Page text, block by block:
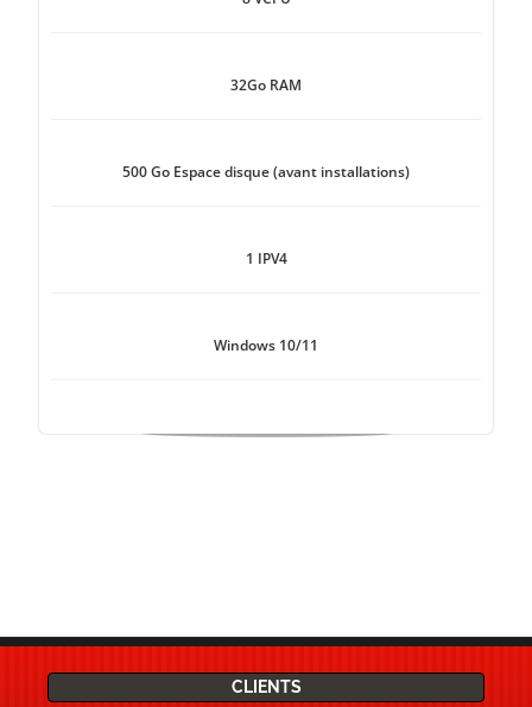
32Go RAM
500 Go Espace disque (avant installations)
1 IPV4
Windows 10/11
CLIENTS